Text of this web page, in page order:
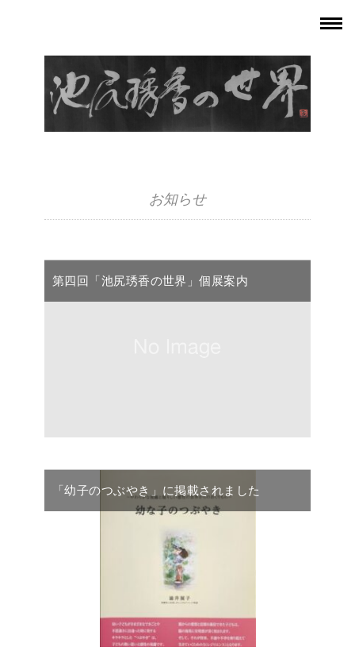
お知らせ
第四回「池尻琇香の世界」個展案内
「幼子のつぶやき」に掲載されました